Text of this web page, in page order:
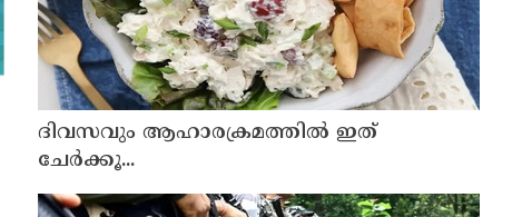
ദിവസവും ആഹാരക്രമത്തിൽ ഇത്
ചേർക്കൂ...